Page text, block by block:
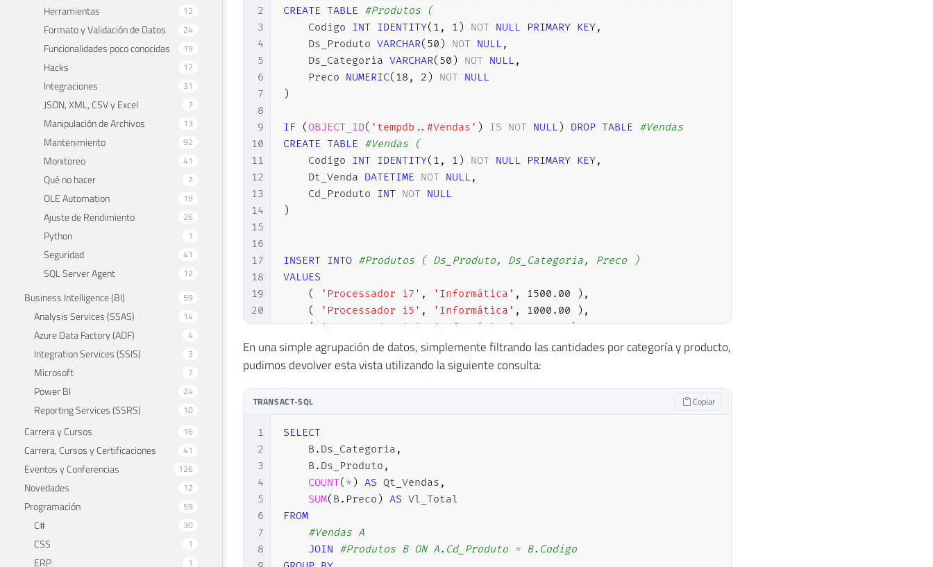
Herramientas 12
Formato y Validación de Datos 24
Funcionalidades poco conocidas 19
Hacks 17
Integraciones 31
JSON, XML, CSV y Excel 7
Manipulación de Archivos 13
Mantenimiento 92
Monitoreo 41
Qué no hacer 7
OLE Automation 19
Ajuste de Rendimiento 26
Python 1
Seguridad 41
SQL Server Agent 12
Business Intelligence (BI) 59
Analysis Services (SSAS) 14
Azure Data Factory (ADF) 4
Integration Services (SSIS) 3
Microsoft 7
Power BI 24
Reporting Services (SSRS) 10
Carrera y Cursos 16
Carrera, Cursos y Certificaciones 41
Eventos y Conferencias 126
Novedades 12
Programación 59
C# 30
CSS 1
ERP 1
2
3
4
5
6
7
8
9
10
11
12
13
14
15
16
17
18
19
20
21
22
23
27
28
29
30
31
32
33
34
35
CREATE TABLE #Produtos (
    Codigo
INT IDENTITY( 1 , 1 ) NOT NULL PRIMARY KEY,
    Ds_Produto
VARCHAR( 50 ) NOT NULL ,
    Ds_Categoria
VARCHAR( 50 ) NOT NULL ,
    Preco
NUMERIC( 18 , 2 ) NOT NULL
)
IF (OBJECT_ID( 'tempdb..#Vendas' ) IS NOT NULL ) DROP TABLE #Vendas
CREATE TABLE #Vendas (
    Codigo
INT IDENTITY( 1 , 1 ) NOT NULL PRIMARY KEY,
    Dt_Venda
DATETIME NOT NULL ,
    Cd_Produto
INT NOT NULL
)
INSERT INTO #Produtos ( Ds_Produto, Ds_Categoria, Preco )
VALUES
(
'Processador i7' , 'Informática' , 1500.00 ) ,
(
'Processador i5' , 'Informática' , 1000.00 ) ,
( 'Processador i3', 'Informática', 500.00 ),
(
'Placa de Vídeo Nvidia', 'Informática', 2000.00 ) ,
( 'Placa de Vídeo Radeon', 'Informática'
( 'Celular LG'
( 'Cama' , 'Utilidades do Lar'
( 'Toalha',
( 'Lençol' , 'Utilidades do Lar'
( 'Cadeira' , 'Utilidades do Lar'
( 'Talheres'
En una simple agrupación de datos, simplemente filtrando las cantidades por categoría y producto,
pudimos devolver esta vista utilizando la siguiente consulta:
TRANSACT-SQL Copiar
1
2
3
4
5
6
7
8
SELECT
    B
. Ds_Categoria ,
    B
. Ds_Produto ,
COUNT( * ) AS Qt_Vendas ,
SUM( B . Preco ) AS
FROM
#Vendas A
JOIN #Produtos B ON A.Cd_Produto = B.Codigo